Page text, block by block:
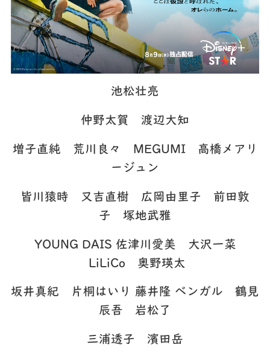
池松壮亮
仲野太賀 渡辺大知
増子直純 荒川良々 MEGUMI 高橋メアリ
ージュン
皆川猿時 又吉直樹 広岡由里子 前田敦
子 塚地武雅
YOUNG DAIS 佐津川愛美 大沢一菜
LiLiCo 奥野瑛太
坂井真紀 片桐はいり 藤井隆 ベンガル 鶴見
辰吾 岩松了
三浦透子 濱田岳